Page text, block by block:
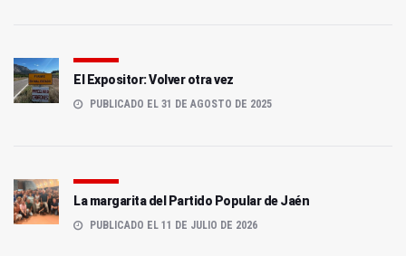
El Expositor: Volver otra vez
PUBLICADO EL 31 DE AGOSTO DE 2025
La margarita del Partido Popular de Jaén
PUBLICADO EL 11 DE JULIO DE 2026